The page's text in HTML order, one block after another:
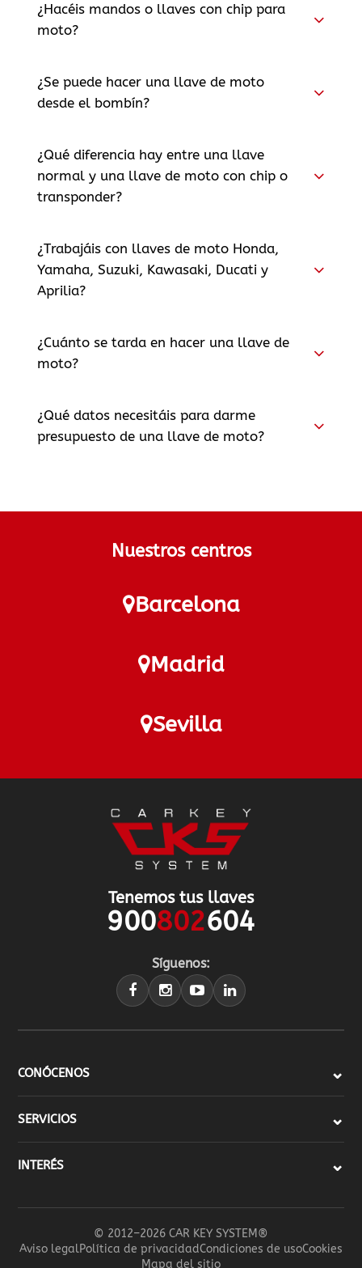
¿Hacéis mandos o llaves con chip para
moto?
¿Se puede hacer una llave de moto
desde el bombín?
¿Qué diferencia hay entre una llave
normal y una llave de moto con chip o
transponder?
¿Trabajáis con llaves de moto Honda,
Yamaha, Suzuki, Kawasaki, Ducati y
Aprilia?
¿Cuánto se tarda en hacer una llave de
moto?
¿Qué datos necesitáis para darme
presupuesto de una llave de moto?
Nuestros centros
Barcelona
Madrid
Sevilla
Tenemos tus llaves
900802604
Síguenos:
CONÓCENOS
SERVICIOS
INTERÉS
© 2012–2026 CAR KEY SYSTEM®
Aviso legalPolítica de privacidadCondiciones de usoCookies
Mapa del sitio